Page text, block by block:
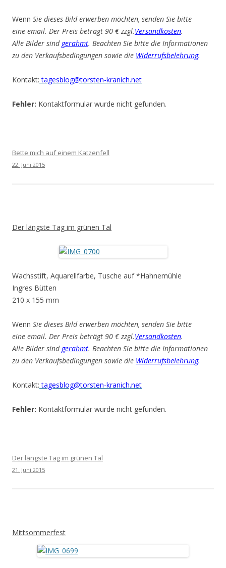
Wenn Sie dieses Bild erwerben möchten, senden Sie bitte
eine email. Der Preis beträgt 90 € zzgl.Versandkosten.
Alle Bilder sind gerahmt. Beachten Sie bitte die Informationen
zu den Verkaufsbedingungen sowie die Widerrufsbelehrung.
Kontakt: tagesblog@torsten-kranich.net
Fehler: Kontaktformular wurde nicht gefunden.
Bette mich auf einem Katzenfell
22. Juni 2015
Der längste Tag im grünen Tal
Wachsstift, Aquarellfarbe, Tusche auf *Hahnemühle
Ingres Bütten
210 x 155 mm
Wenn Sie dieses Bild erwerben möchten, senden Sie bitte
eine email. Der Preis beträgt 90 € zzgl.Versandkosten.
Alle Bilder sind gerahmt. Beachten Sie bitte die Informationen
zu den Verkaufsbedingungen sowie die Widerrufsbelehrung.
Kontakt: tagesblog@torsten-kranich.net
Fehler: Kontaktformular wurde nicht gefunden.
Der längste Tag im grünen Tal
21. Juni 2015
Mittsommerfest